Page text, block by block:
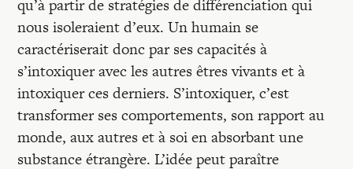
qu’à partir de stratégies de différenciation qui
nous isoleraient d’eux. Un humain se
caractériserait donc par ses capacités à
s’intoxiquer avec les autres êtres vivants et à
intoxiquer ces derniers. S’intoxiquer, c’est
transformer ses comportements, son rapport au
monde, aux autres et à soi en absorbant une
substance étrangère. L’idée peut paraître